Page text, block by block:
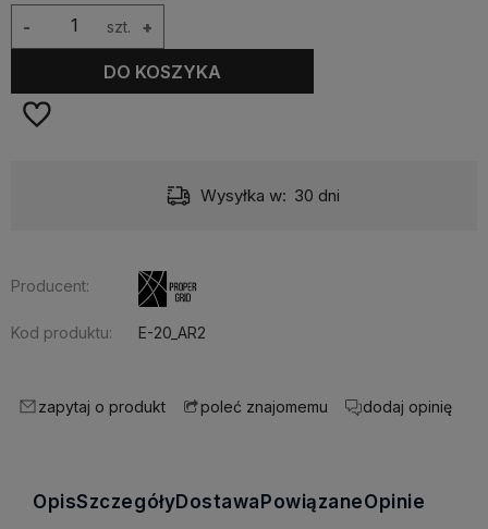
szt. +
-
DO KOSZYKA
Wysyłka w: 30 dni
Producent:
Kod produktu: E-20_AR2
zapytaj o produkt poleć znajomemu dodaj opinię
OpisSzczegółyDostawaPowiązaneOpinie